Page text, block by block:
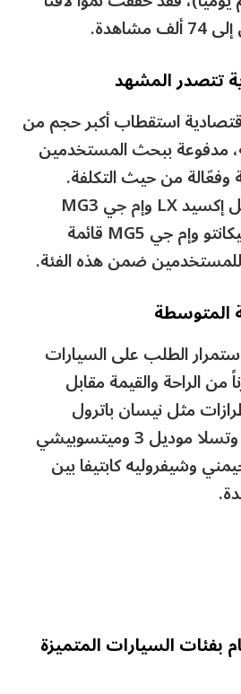
تتصدر المشهد
استقطاب أكبر حجم من
مدفوعة ببحث المستخدمين
من حيث التكلفة.
وتصدرت طرازات مثل إكسيد LX وإم جي MG3
وشيري أريزو 5 وكيا بيكانتو وإم جي MG5 قائمة
للمستخدمين ضمن هذه الفئة.
المتوسطة
الطلب على السيارات
من الراحة والقيمة مقابل
مثل نيسان باترول
ومرسيدس-بنز CLA وتسلا موديل 3 وميتسوبيشي
وشيفروليه كابتيفا بين
بفئات السيارات المتميزة